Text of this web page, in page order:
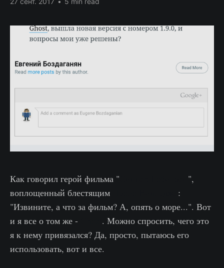
Как говорил герой фильма "
",
воплощенный блестящим
:
"Извините, а что за фильм? А, опять о море...". Вот
и я все о том же -
. Можно спросить, чего это
я к нему привязался? Да, просто, пытаюсь его
использовать, вот и все.